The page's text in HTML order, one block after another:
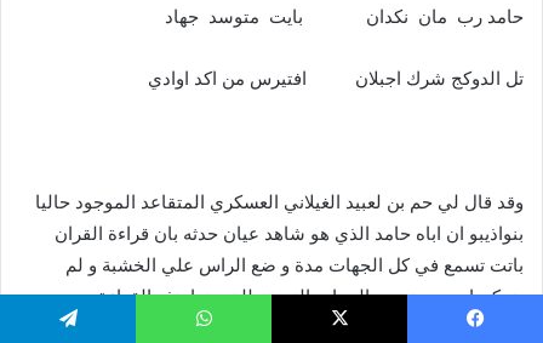
حامد رب مان نكدان بايت متوسد جهاد
تل الدوكج شرك اجبلان افتيرس من اكد اوادي
وقد قال لي حم بن لعبيد الغيلاني العسكري المتقاعد الموجود حاليا
بنواذيبو ان اباه حامد الذي هو شاهد عيان حدثه بان قراءة القران
باتت تسمع في كل الجهات مدة و ضع الراس علي الخشبة و لم
يتمكن احد من تحديد الجهات التي تنطلق منها هذه القراءة .